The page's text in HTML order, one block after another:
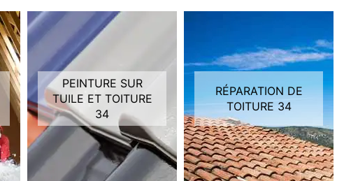
PEINTURE SUR
TUILE ET TOITURE
34
RÉPARATION DE
TOITURE 34